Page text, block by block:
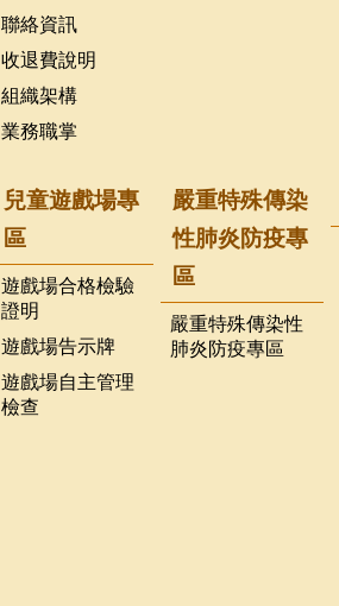
聯絡資訊
收退費說明
組織架構
業務職掌
兒童遊戲場專
區
遊戲場合格檢驗
證明
遊戲場告示牌
遊戲場自主管理
檢查
嚴重特殊傳染
性肺炎防疫專
區
嚴重特殊傳染性
肺炎防疫專區